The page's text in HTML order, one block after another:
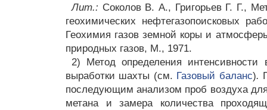
Лит.: Соколов В. А., Григорьев Г. Г.,
геохимических нефтегазопоисковых
Геохимия газов земной коры и
природных газов, М., 1971.
2) Метод определения
выработки шахты (см. Газовый баланс).
последующим анализом проб воздуха
метана и замера количества